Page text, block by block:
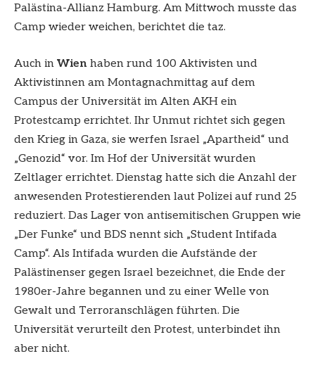
Palästina-Allianz Hamburg. Am Mittwoch musste das
Camp wieder weichen, berichtet die taz.
Auch in Wien haben rund 100 Aktivisten und
Aktivistinnen am Montagnachmittag auf dem
Campus der Universität im Alten AKH ein
Protestcamp errichtet. Ihr Unmut richtet sich gegen
den Krieg in Gaza, sie werfen Israel „Apartheid“ und
„Genozid“ vor. Im Hof der Universität wurden
Zeltlager errichtet. Dienstag hatte sich die Anzahl der
anwesenden Protestierenden laut Polizei auf rund 25
reduziert. Das Lager von antisemitischen Gruppen wie
„Der Funke“ und BDS nennt sich „Student Intifada
Camp“. Als Intifada wurden die Aufstände der
Palästinenser gegen Israel bezeichnet, die Ende der
1980er-Jahre begannen und zu einer Welle von
Gewalt und Terroranschlägen führten. Die
Universität verurteilt den Protest, unterbindet ihn
aber nicht.